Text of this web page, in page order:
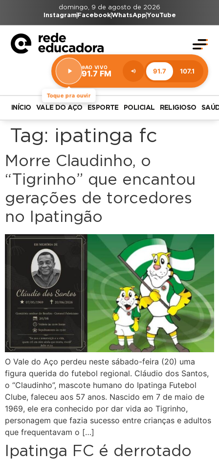
domingo, 9 de agosto de 2026
Instagram FacebookWhatsAppYouTube
Toque pra ouvir
AO VIVO
91.7 FM 91.7 107.1
Estação:
91.7
FM
INÍCIO VALE DO AÇO ESPORTE POLICIAL RELIGIOSO
Tag: ipatinga fc
Morre Claudinho, o
“Tigrinho” que encantou
gerações de torcedores
no Ipatingão
O Vale do Aço perdeu neste sábado-feira (20) uma
figura querida do futebol regional. Cláudio dos Santos,
o “Claudinho”, mascote humano do Ipatinga Futebol
Clube, faleceu aos 57 anos. Nascido em 7 de maio de
1969, ele era conhecido por dar vida ao Tigrinho,
personagem que fazia sucesso entre crianças e adultos
que frequentavam o […]
Ipatinga FC é derrotado